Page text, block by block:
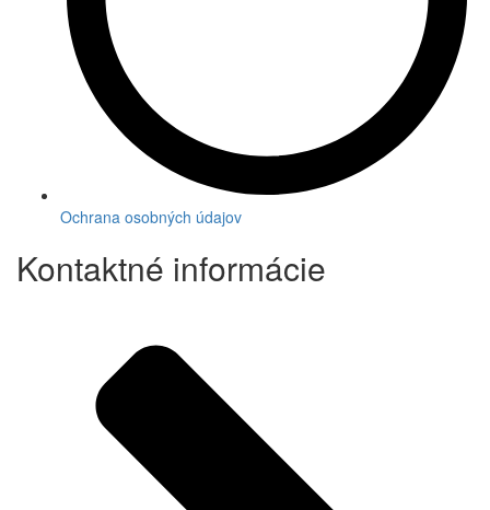
Ochrana osobných údajov
Kontaktné informácie